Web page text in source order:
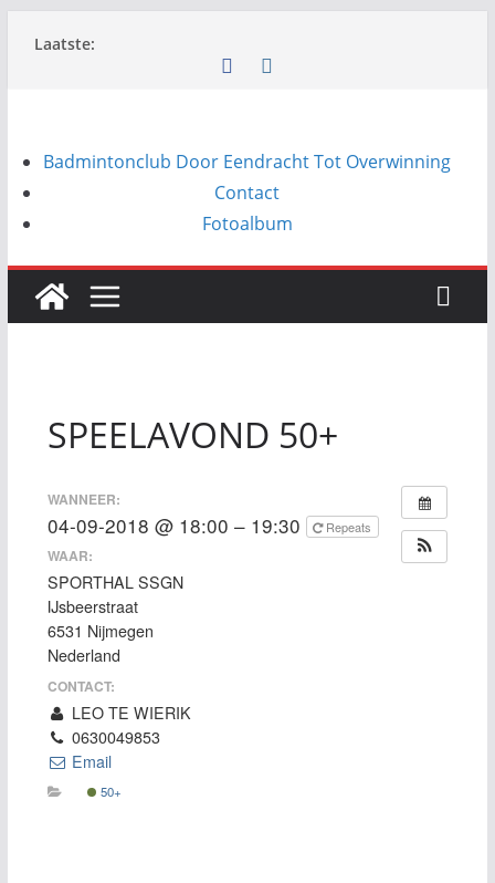
naar
Laatste:
Badmintonclub Door Eendracht Tot Overwinning
Contact
Fotoalbum
SPEELAVOND 50+
WANNEER:
04-09-2018 @ 18:00 – 19:30 Repeats
WAAR:
SPORTHAL SSGN
IJsbeerstraat
6531 Nijmegen
Nederland
CONTACT:
LEO TE WIERIK
0630049853
Email
50+